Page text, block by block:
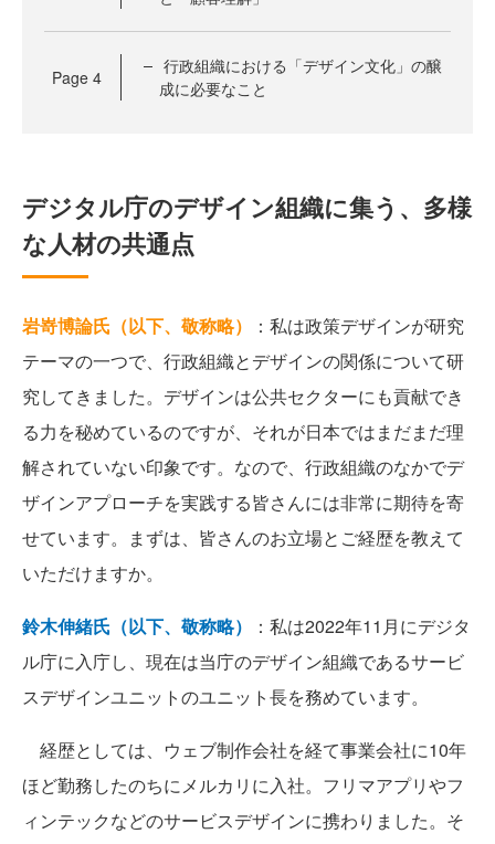
Page 4
行政組織における「デザイン文化」の醸
成に必要なこと
デジタル庁のデザイン組織に集う、多様
な人材の共通点
岩嵜博論氏（以下、敬称略）
：私は政策デザインが研究
テーマの一つで、行政組織とデザインの関係について研
究してきました。デザインは公共セクターにも貢献でき
る力を秘めているのですが、それが日本ではまだまだ理
解されていない印象です。なので、行政組織のなかでデ
ザインアプローチを実践する皆さんには非常に期待を寄
せています。まずは、皆さんのお立場とご経歴を教えて
いただけますか。
鈴木伸緒氏（以下、敬称略）
：私は2022年11月にデジタ
ル庁に入庁し、現在は当庁のデザイン組織であるサービ
スデザインユニットのユニット長を務めています。
経歴としては、ウェブ制作会社を経て事業会社に10年
ほど勤務したのちにメルカリに入社。フリマアプリやフ
ィンテックなどのサービスデザインに携わりました。そ